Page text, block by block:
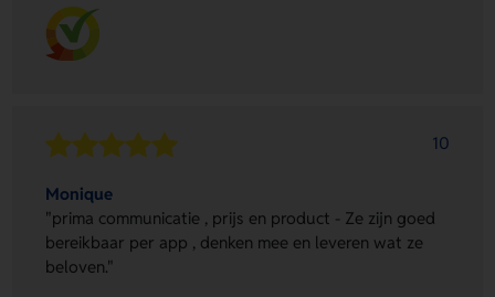
10
Monique
"prima communicatie , prijs en product - Ze zijn goed
bereikbaar per app , denken mee en leveren wat ze
beloven."